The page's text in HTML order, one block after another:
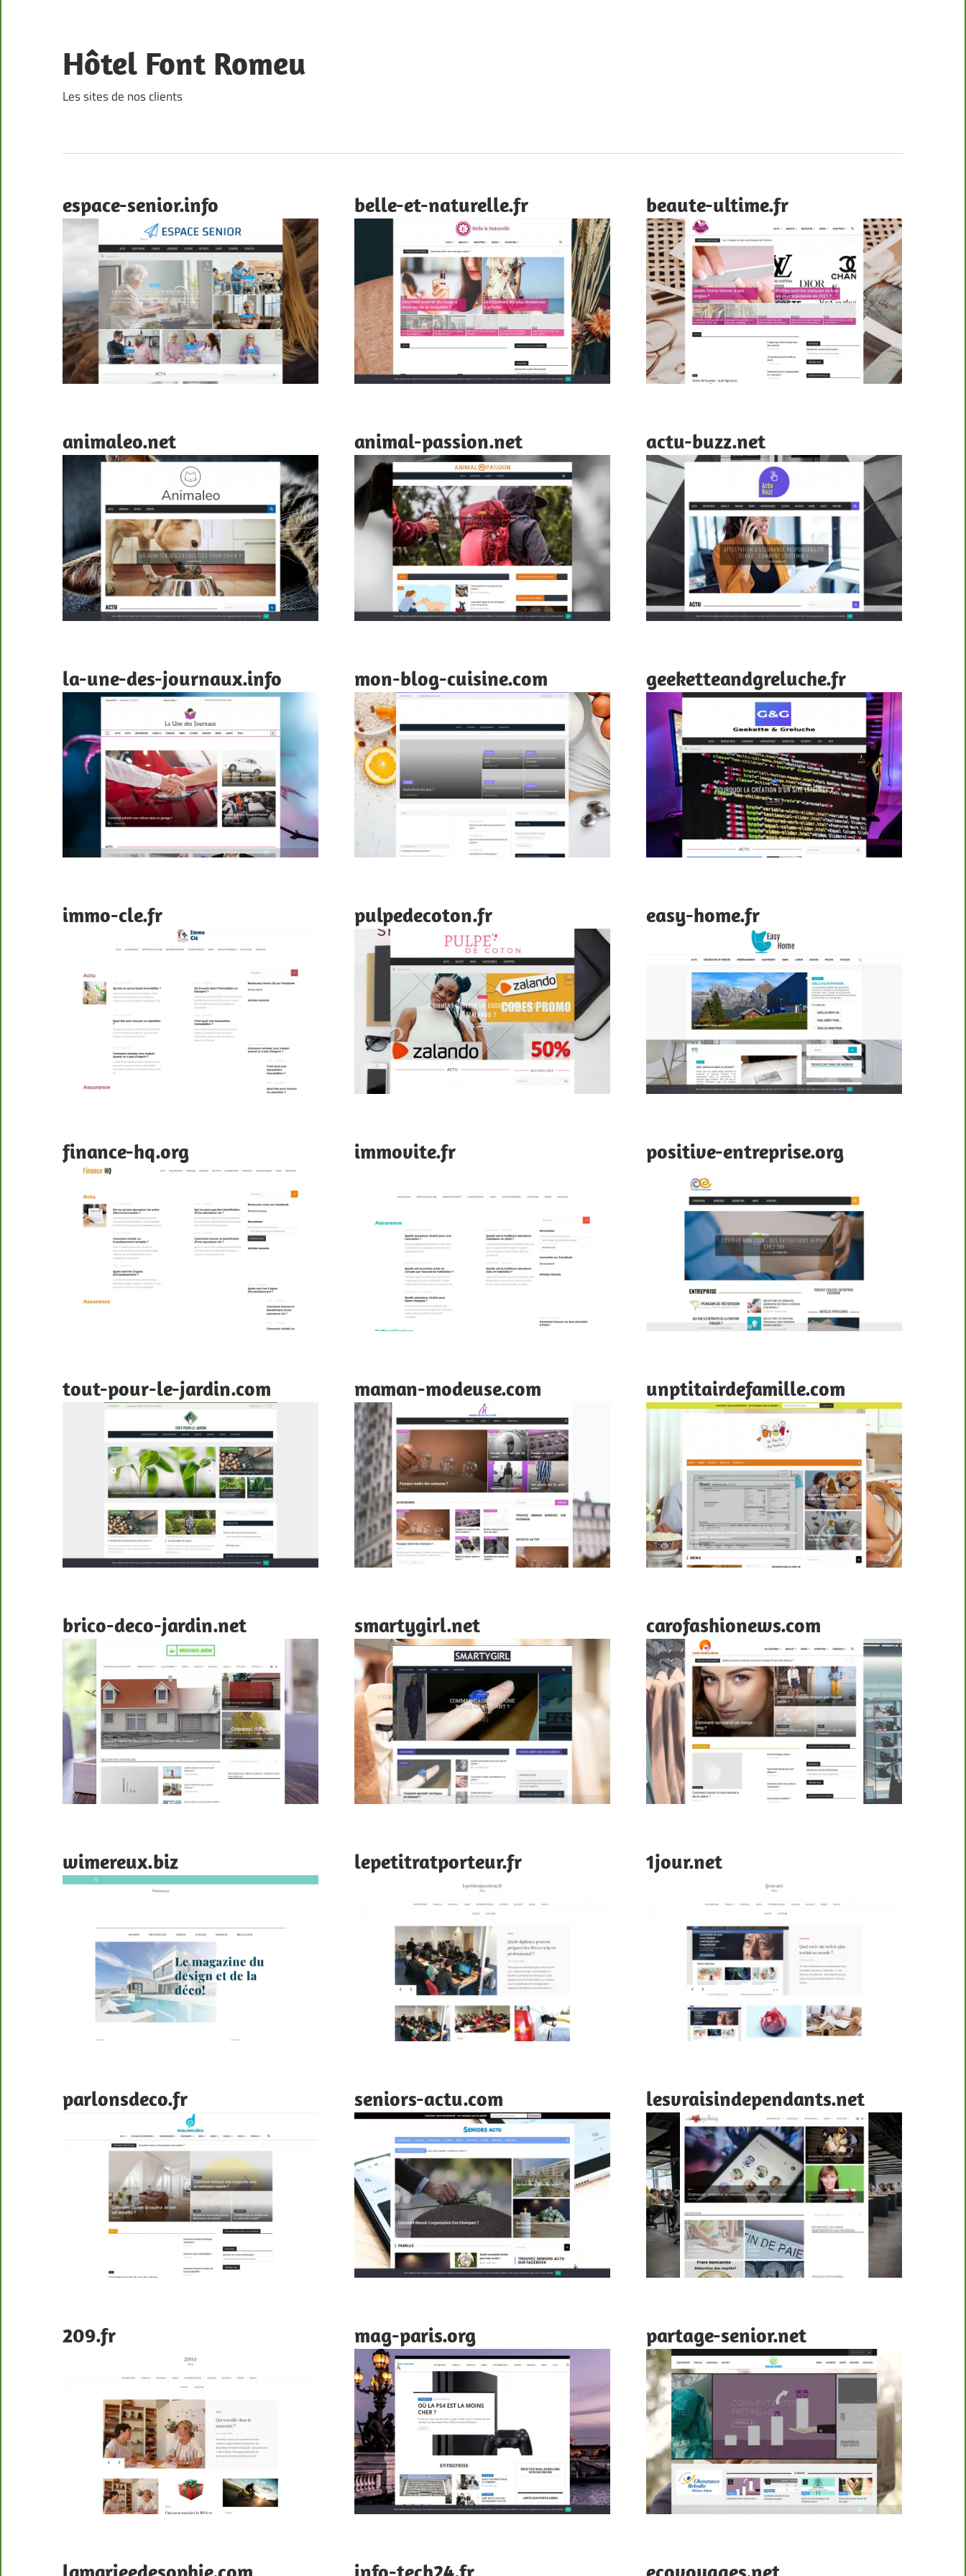
content
Hôtel Font Romeu
Les sites de nos clients
espace-senior.info belle-et-naturelle.fr beaute-ultime.fr
animaleo.net animal-passion.net actu-buzz.net
la-une-des-journaux.info mon-blog-cuisine.com geeketteandgreluche.fr
immo-cle.fr pulpedecoton.fr easy-home.fr
finance-hq.org immovite.fr positive-entreprise.org
tout-pour-le-jardin.com maman-modeuse.com unptitairdefamille.com
brico-deco-jardin.net smartygirl.net carofashionews.com
wimereux.biz lepetitratporteur.fr 1jour.net
parlonsdeco.fr seniors-actu.com lesvraisindependants.net
209.fr mag-paris.org partage-senior.net